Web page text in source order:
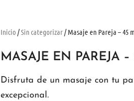
Inicio /Sin categorizar/ Masaje en Pareja – 45
MASAJE EN PAREJA
Disfruta de un masaje con tu
excepcional.